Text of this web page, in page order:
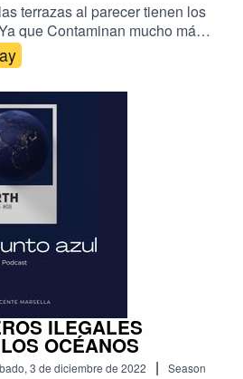
terrazas al parecer tienen los
que Contaminan mucho más
calentar. Queman combustible
lujo que no podemos
puede sustituirse por opciones
menos emisiones,
es mayor.
ILEGALES
OCÉANOS
3 de diciembre de 2022 |
Season